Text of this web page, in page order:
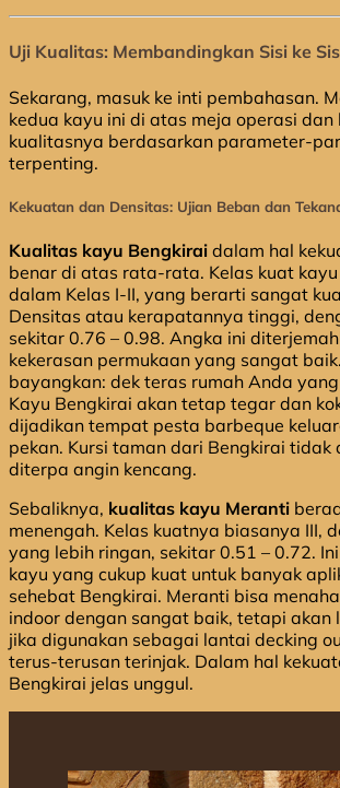
Uji Kualitas: Membandingkan Sisi ke
Sekarang, masuk ke inti pembahasan.
kedua kayu ini di atas meja operasi dan
kualitasnya berdasarkan parameter-
terpenting.
Kekuatan dan Densitas: Ujian Beban dan
Kualitas kayu Bengkirai dalam hal
benar di atas rata-rata. Kelas kuat
dalam Kelas I-II, yang berarti sangat
Densitas atau kerapatannya tinggi,
sekitar 0.76 – 0.98. Angka ini
kekerasan permukaan yang sangat
bayangkan: dek teras rumah Anda
Kayu Bengkirai akan tetap tegar dan
dijadikan tempat pesta barbeque
pekan. Kursi taman dari Bengkirai tidak
diterpa angin kencang.
Sebaliknya, kualitas kayu Meranti
menengah. Kelas kuatnya biasanya III,
yang lebih ringan, sekitar 0.51 – 0.72.
kayu yang cukup kuat untuk banyak
sehebat Bengkirai. Meranti bisa
indoor dengan sangat baik, tetapi akan
jika digunakan sebagai lantai decking
terus-terusan terinjak. Dalam hal
Bengkirai jelas unggul.